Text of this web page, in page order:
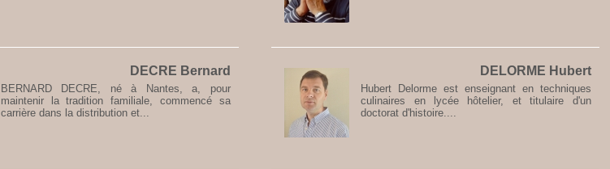
DECRE Bernard
BERNARD DECRE, né à Nantes, a, pour
maintenir la tradition familiale, commencé sa
carrière dans la distribution et...
DELORME Hubert
Hubert Delorme est enseignant en techniques
culinaires en lycée hôtelier, et titulaire d'un
doctorat d'histoire....